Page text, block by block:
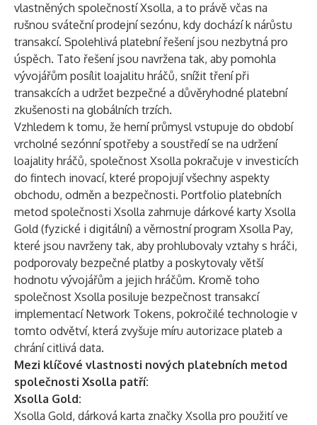
vlastněných společností Xsolla, a to právě včas na
rušnou sváteční prodejní sezónu, kdy dochází k nárůstu
transakcí. Spolehlivá platební řešení jsou nezbytná pro
úspěch. Tato řešení jsou navržena tak, aby pomohla
vývojářům posílit loajalitu hráčů, snížit tření při
transakcích a udržet bezpečné a důvěryhodné platební
zkušenosti na globálních trzích.
Vzhledem k tomu, že herní průmysl vstupuje do období
vrcholné sezónní spotřeby a soustředí se na udržení
loajality hráčů, společnost Xsolla pokračuje v investicích
do fintech inovací, které propojují všechny aspekty
obchodu, odměn a bezpečnosti. Portfolio platebních
metod společnosti Xsolla zahrnuje dárkové karty Xsolla
Gold (fyzické i digitální) a věrnostní program Xsolla Pay,
které jsou navrženy tak, aby prohlubovaly vztahy s hráči,
podporovaly bezpečné platby a poskytovaly větší
hodnotu vývojářům a jejich hráčům. Kromě toho
společnost Xsolla posiluje bezpečnost transakcí
implementací Network Tokens, pokročilé technologie v
tomto odvětví, která zvyšuje míru autorizace plateb a
chrání citlivá data.
Mezi klíčové vlastnosti nových platebních metod
společnosti Xsolla patří:
Xsolla Gold:
Xsolla Gold, dárková karta značky Xsolla pro použití ve